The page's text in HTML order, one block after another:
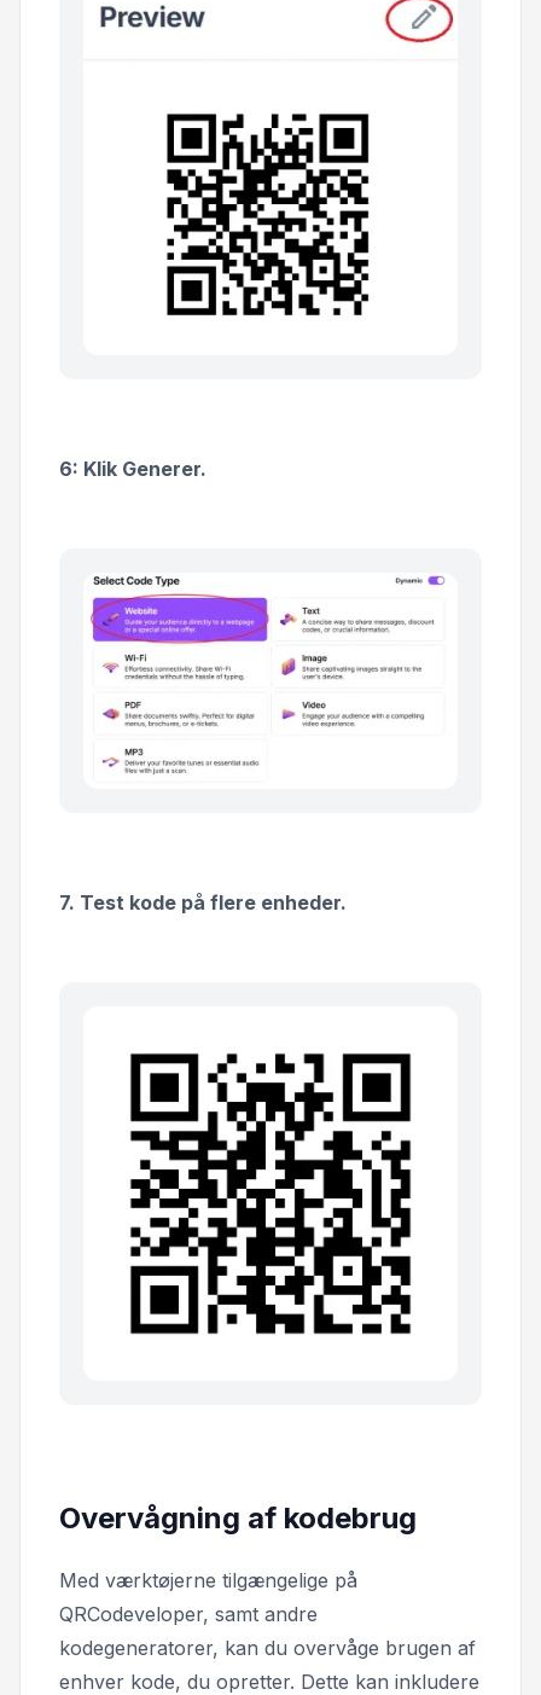
6: Klik Generer.
7. Test kode på flere enheder.
Overvågning af kodebrug
Med værktøjerne tilgængelige på
QRCodeveloper, samt andre
kodegeneratorer, kan du overvåge brugen af
enhver kode, du opretter. Dette kan inkludere